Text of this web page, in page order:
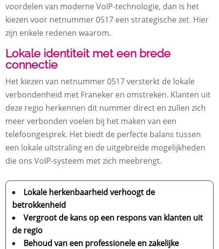
voordelen van moderne VoIP-technologie, dan is het
kiezen voor netnummer 0517 een strategische zet. Hier
zijn enkele redenen waarom.
Lokale identiteit met een brede
connectie
Het kiezen van netnummer 0517 versterkt de lokale
verbondenheid met Franeker en omstreken. Klanten uit
deze regio herkennen dit nummer direct en zullen zich
meer verbonden voelen bij het maken van een
telefoongesprek. Het biedt de perfecte balans tussen
een lokale uitstraling en de uitgebreide mogelijkheden
die ons VoIP-systeem met zich meebrengt.
Lokale herkenbaarheid verhoogt de
betrokkenheid
Vergroot de kans op een respons van klanten uit
de regio
Behoud van een professionele en zakelijke